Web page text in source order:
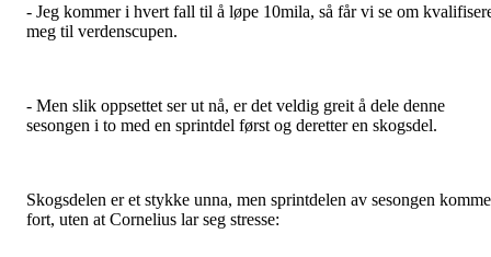
- Jeg kommer i hvert fall til å løpe 10mila, så får vi se om
meg til verdenscupen.
- Men slik oppsettet ser ut nå, er det veldig greit å dele denne
sesongen i to med en sprintdel først og deretter en skogsdel.
Skogsdelen er et stykke unna, men sprintdelen av sesongen
fort, uten at Cornelius lar seg stresse: